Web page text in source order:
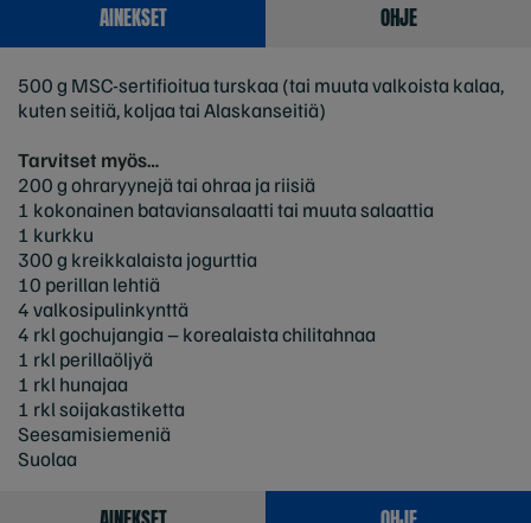
AINEKSET OHJE
500 g MSC-sertifioitua turskaa (tai muuta valkoista kalaa,
kuten seitiä, koljaa tai Alaskanseitiä)
Tarvitset myös…
200 g ohraryynejä tai ohraa ja riisiä
1 kokonainen bataviansalaatti tai muuta salaattia
1 kurkku
300 g kreikkalaista jogurttia
10 perillan lehtiä
4 valkosipulinkynttä
4 rkl gochujangia – korealaista chilitahnaa
1 rkl perillaöljyä
1 rkl hunajaa
1 rkl soijakastiketta
Seesamisiemeniä
Suolaa